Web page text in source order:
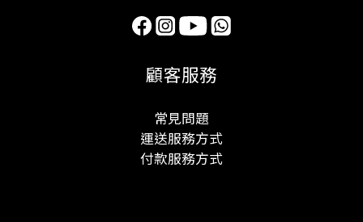
顧客服務
常見問題
運送服務方式
付款服務方式